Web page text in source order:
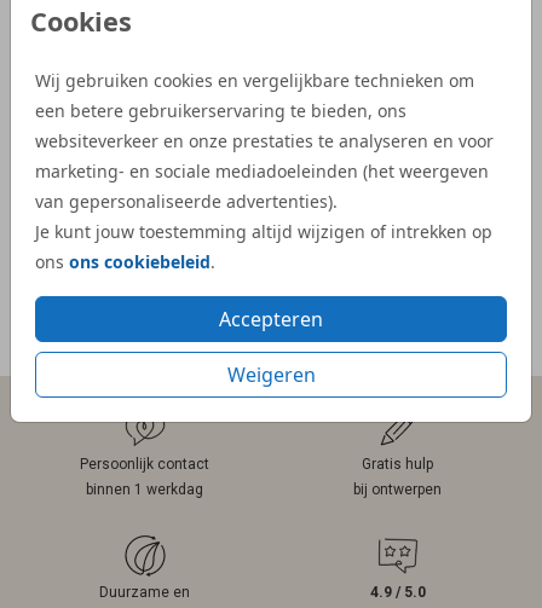
Cookies
Wij gebruiken cookies en vergelijkbare technieken om
een betere gebruikerservaring te bieden, ons
websiteverkeer en onze prestaties te analyseren en voor
marketing- en sociale mediadoeleinden (het weergeven
van gepersonaliseerde advertenties).
Je kunt jouw toestemming altijd wijzigen of intrekken op
ons ons cookiebeleid.
Accepteren
Weigeren
vonden we precies wat we zochten. Zowel
geboortekaartjes waren snel geleverd.”
- Kelly
veel
-
Meer reviews
Persoonlijk contact
binnen 1 werkdag
Gratis hulp
bij ontwerpen
Duurzame en
4.9 / 5.0